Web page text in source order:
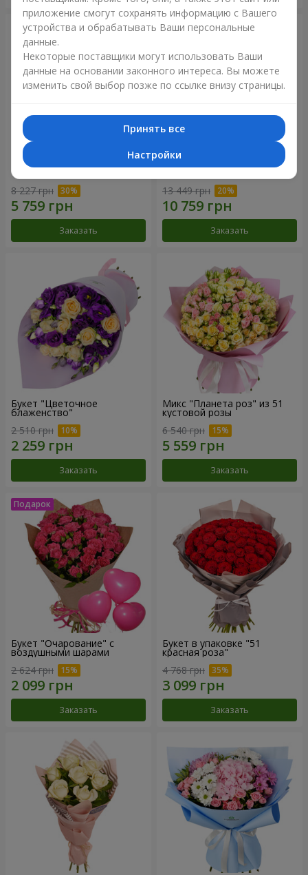
Букет "Сила Любви!"
8 227 грн
Заказать
Романтический букет
13 449 грн
Заказать
Букет "Цветочное
блаженство"
2 510 грн
Заказать
Микс "Планета роз" из 51
кустовой розы
6 540 грн
Заказать
Букет "Очарование" с
воздушными шарами
2 624 грн
Заказать
Букет в упаковке "51
красная роза"
4 768 грн
Заказать
приложение смогут сохранять информацию с Вашего
устройства и обрабатывать Ваши персональные
данные.
Некоторые поставщики могут использовать Ваши
данные на основании законного интереса. Вы можете
изменить свой выбор позже по ссылке внизу страницы.
Принять все
Настройки